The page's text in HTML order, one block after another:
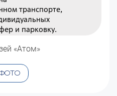
транспорте,
и парковку.
«Атом»